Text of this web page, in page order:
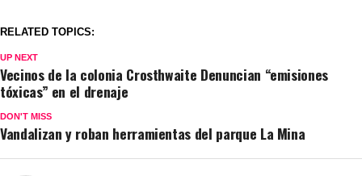
RELATED TOPICS:
UP NEXT
Vecinos de la colonia Crosthwaite Denuncian “emisiones
tóxicas” en el drenaje
DON'T MISS
Vandalizan y roban herramientas del parque La Mina